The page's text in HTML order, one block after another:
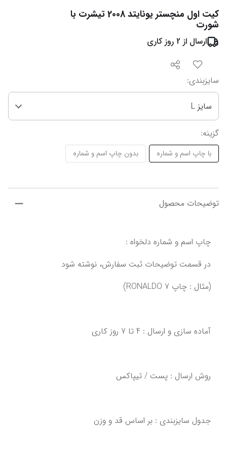
کیت اول منچستر یونایتد 2008 تیشرت با
شورت
ارسال از 2 روز کاری
سایزبندی:
سایز L
گزینه:
با چاپ اسم و شماره بدون چاپ اسم و شماره
توضیحات محصول
چاپ اسم و شماره دلخواه :
در قسمت توضیحات ثبت سفارش، نوشته شود
(مثال : چاپ RONALDO 7)
آماده سازی و ارسال : 4 تا 7 روز کاری‌‌‌‌‌‌
روش ارسال : پست / تیپاکس